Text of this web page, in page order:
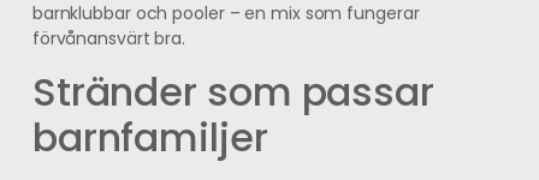
barnklubbar och pooler – en mix som fungerar
förvånansvärt bra.
Stränder som passar
barnfamiljer